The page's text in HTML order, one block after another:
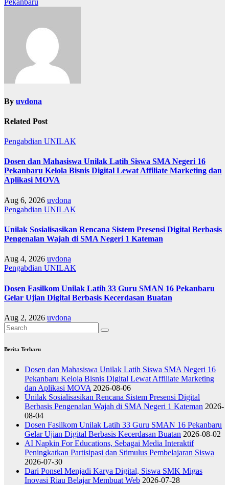
Pekanbaru
By uvdona
Related Post
Pengabdian UNILAK
Dosen dan Mahasiswa Unilak Latih Siswa SMA Negeri 16
Pekanbaru Kelola Bisnis Digital Lewat Affiliate Marketing dan
Aplikasi MOVA
Aug 6, 2026 uvdona
Pengabdian UNILAK
Unilak Sosialisasikan Rencana Sistem Presensi Digital Berbasis
Pengenalan Wajah di SMA Negeri 1 Kateman
Aug 4, 2026 uvdona
Pengabdian UNILAK
Dosen Fasilkom Unilak Latih 33 Guru SMAN 16 Pekanbaru
Gelar Ujian Digital Berbasis Kecerdasan Buatan
Aug 2, 2026 uvdona
Berita Terbaru
Dosen dan Mahasiswa Unilak Latih Siswa SMA Negeri 16
Pekanbaru Kelola Bisnis Digital Lewat Affiliate Marketing
dan Aplikasi MOVA 2026-08-06
Unilak Sosialisasikan Rencana Sistem Presensi Digital
Berbasis Pengenalan Wajah di SMA Negeri 1 Kateman 2026-
08-04
Dosen Fasilkom Unilak Latih 33 Guru SMAN 16 Pekanbaru
Gelar Ujian Digital Berbasis Kecerdasan Buatan 2026-08-02
AI Napkin For Educations, Sebagai Media Interaktif
Peningkatkan Partisipasi dan Stimulus Pembelajaran Siswa
2026-07-30
Dari Ponsel Menjadi Karya Digital, Siswa SMK Migas
Inovasi Riau Belajar Membuat Web 2026-07-28